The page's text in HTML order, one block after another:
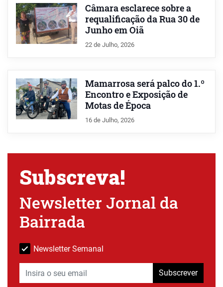
Câmara esclarece sobre a
requalificação da Rua 30 de
Junho em Oiã
22 de Julho, 2026
Mamarrosa será palco do 1.º
Encontro e Exposição de
Motas de Época
16 de Julho, 2026
Subscreva!
Newsletter Jornal da
Bairrada
Newsletter Semanal
Subscrever